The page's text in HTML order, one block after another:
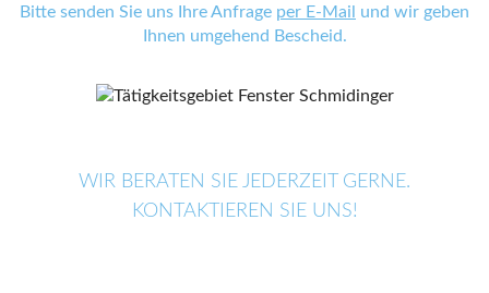
Bitte senden Sie uns Ihre Anfrage per E-Mail
und wir geben
Ihnen umgehend Bescheid.
WIR BERATEN SIE JEDERZEIT GERNE.
KONTAKTIEREN SIE UNS!